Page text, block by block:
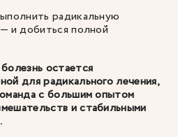
радикальную
и добиться полной
остается
для радикального лечения,
с большим опытом
и стабильными